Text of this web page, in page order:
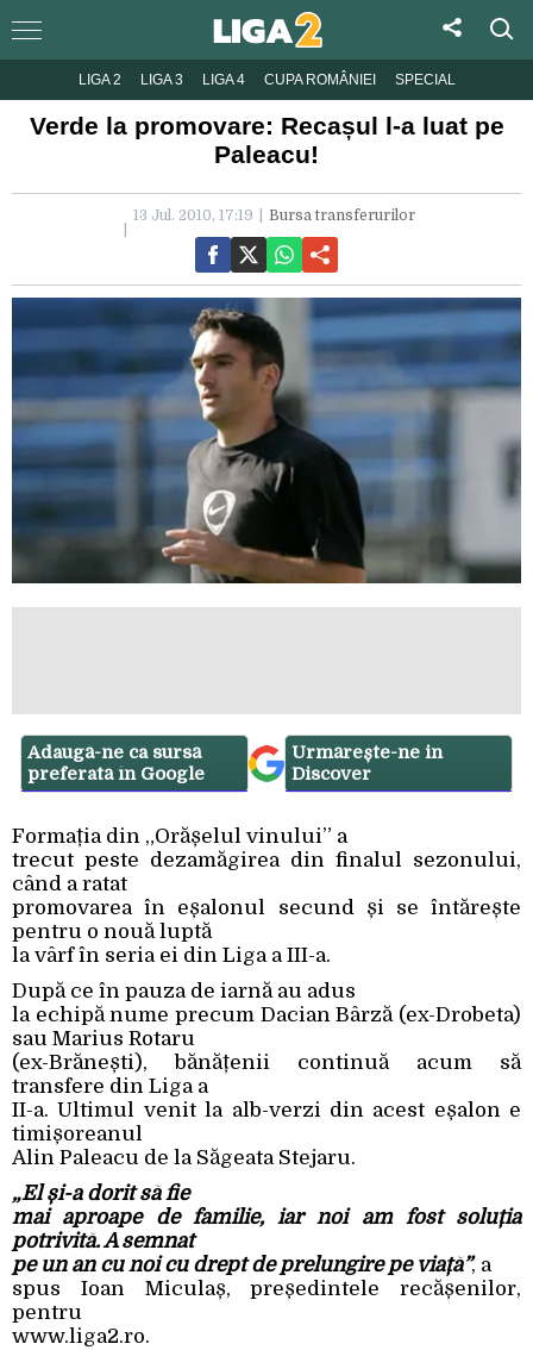
LIGA 2 LIGA 3 LIGA 4 CUPA ROMÂNIEI SPECIAL
Verde la promovare: Recașul l-a luat pe
Paleacu!
13 Jul. 2010, 17:19 Bursa transferurilor
Adaugă-ne ca sursă
preferată în Google
Urmărește-ne in
Discover
Formația din „Orășelul vinului” a
trecut peste dezamăgirea din finalul sezonului,
când a ratat
promovarea în eșalonul secund și se întărește
pentru o nouă luptă
la vârf în seria ei din Liga a III-a.
După ce în pauza de iarnă au adus
la echipă nume precum Dacian Bârză (ex-Drobeta)
sau Marius Rotaru
(ex-Brănești), bănățenii continuă acum să
transfere din Liga a
II-a. Ultimul venit la alb-verzi din acest eșalon e
timișoreanul
Alin Paleacu de la Săgeata Stejaru.
„El și-a dorit să fie
mai aproape de familie, iar noi am fost soluția
potrivită. A semnat
pe un an cu noi cu drept de prelungire pe viață”, a
spus Ioan Miculaș, președintele recășenilor,
pentru
www.liga2.ro.